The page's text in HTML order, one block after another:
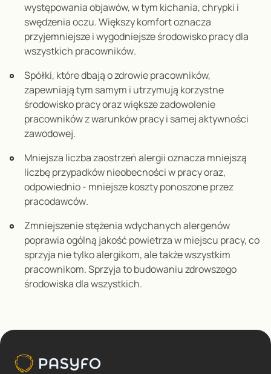
występowania objawów, w tym kichania, chrypki i
swędzenia oczu. Większy komfort oznacza
przyjemniejsze i wygodniejsze środowisko pracy dla
wszystkich pracowników.
Spółki, które dbają o zdrowie pracowników,
zapewniają tym samym i utrzymują korzystne
środowisko pracy oraz większe zadowolenie
pracowników z warunków pracy i samej aktywności
zawodowej.
Mniejsza liczba zaostrzeń alergii oznacza mniejszą
liczbę przypadków nieobecności w pracy oraz,
odpowiednio - mniejsze koszty ponoszone przez
pracodawców.
Zmniejszenie stężenia wdychanych alergenów
poprawia ogólną jakość powietrza w miejscu pracy, co
sprzyja nie tylko alergikom, ale także wszystkim
pracownikom. Sprzyja to budowaniu zdrowszego
środowiska dla wszystkich.